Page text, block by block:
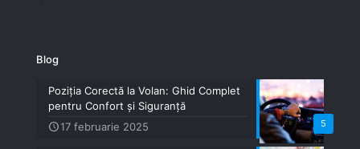
Blog
5
Poziția Corectă la Volan: Ghid Complet
pentru Confort și Siguranță
17 februarie 2025